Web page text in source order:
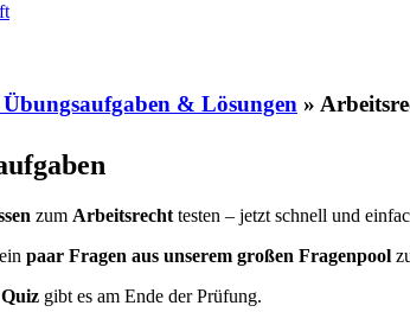
& Lösungen »
zum Arbeitsrecht testen – jetzt schnell und
paar Fragen aus unserem großen Fragenpool
gibt es am Ende der Prüfung.